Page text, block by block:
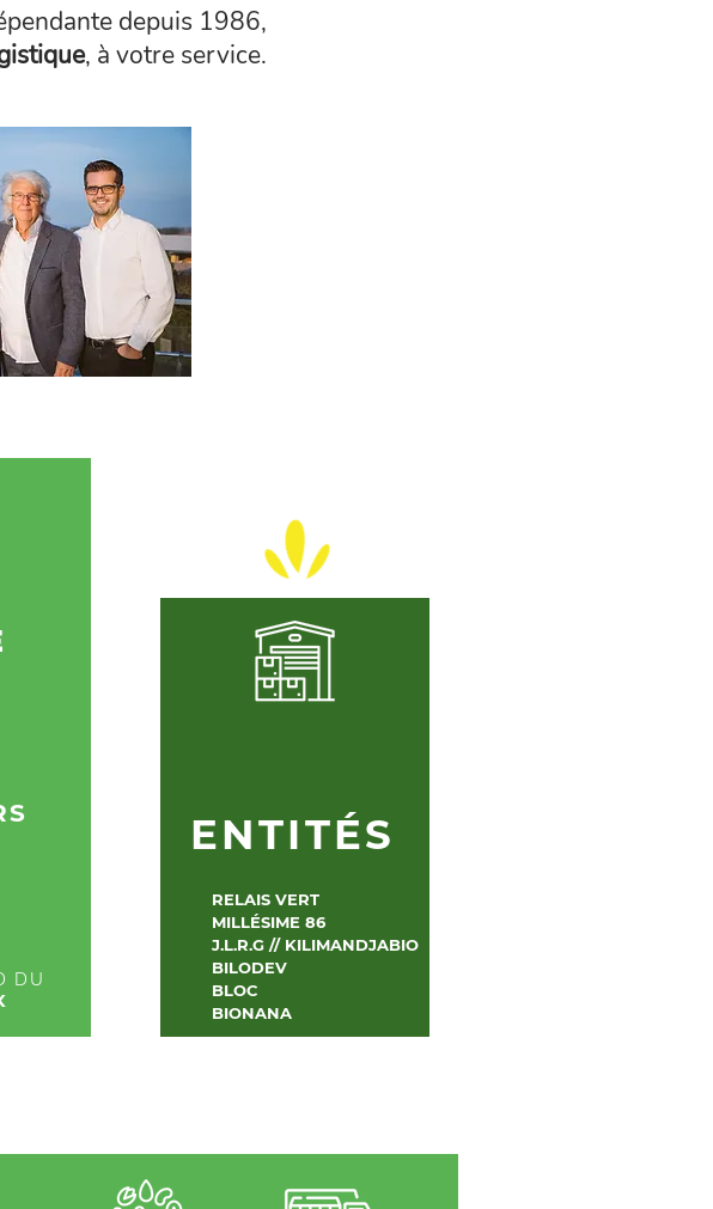
depuis 1986,
, à votre service.
DU
RELAIS VERT
MILLÉSIME 86
J.L.R.G // KILIMANDJABIO
BILODEV
BLOC
BIONANA
ENTITÉS